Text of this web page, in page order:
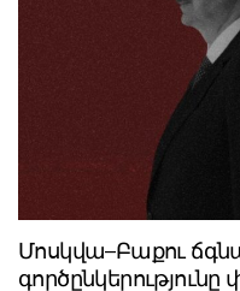
Մոսկվա–Բաքու
գործընկերությունը